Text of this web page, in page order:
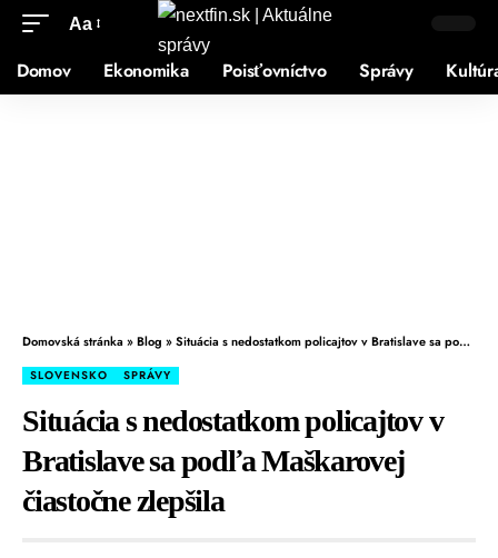
Aa
Domov Ekonomika Poisťovníctvo Správy
Domovská stránka»Blog »Situácia s nedostatkom policajtov v Bratislave sa podľa Maškarovej čiastočne zlepšila
SLOVENSKO SPRÁVY
Situácia s nedostatkom policajtov v
Bratislave sa podľa Maškarovej
čiastočne zlepšila